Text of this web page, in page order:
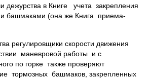
дежурства в Книге учета закрепления
башмаками (она же Книга приема-
регулировщики скорости движения
маневровой работы и с
по горке также проверяют
тормозных башмаков, закрепленных